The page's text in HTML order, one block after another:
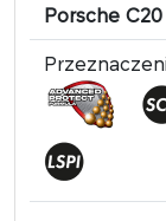
Porsche C20